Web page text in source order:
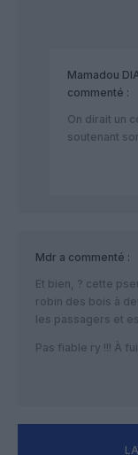
Mamadou
commenté :
On dirait un
soutenant
Mdr a commenté :
Et bien, ? cette
robin des bois à
les passagers et
Pas fiable ry !!! À